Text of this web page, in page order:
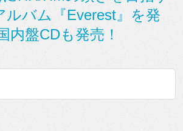
ルバム『Everest』を発
内盤CDも発売！